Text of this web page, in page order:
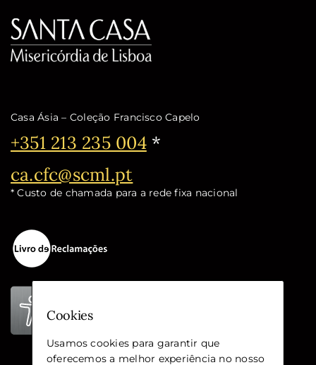
Casa Ásia – Coleção Francisco Capelo
Telefone:
+351 213 235 004*
Email:
ca.cfc@scml.pt
* Custo de chamada para a rede fixa nacional
Cookies
Usamos cookies para garantir que
oferecemos a melhor experiência no nosso